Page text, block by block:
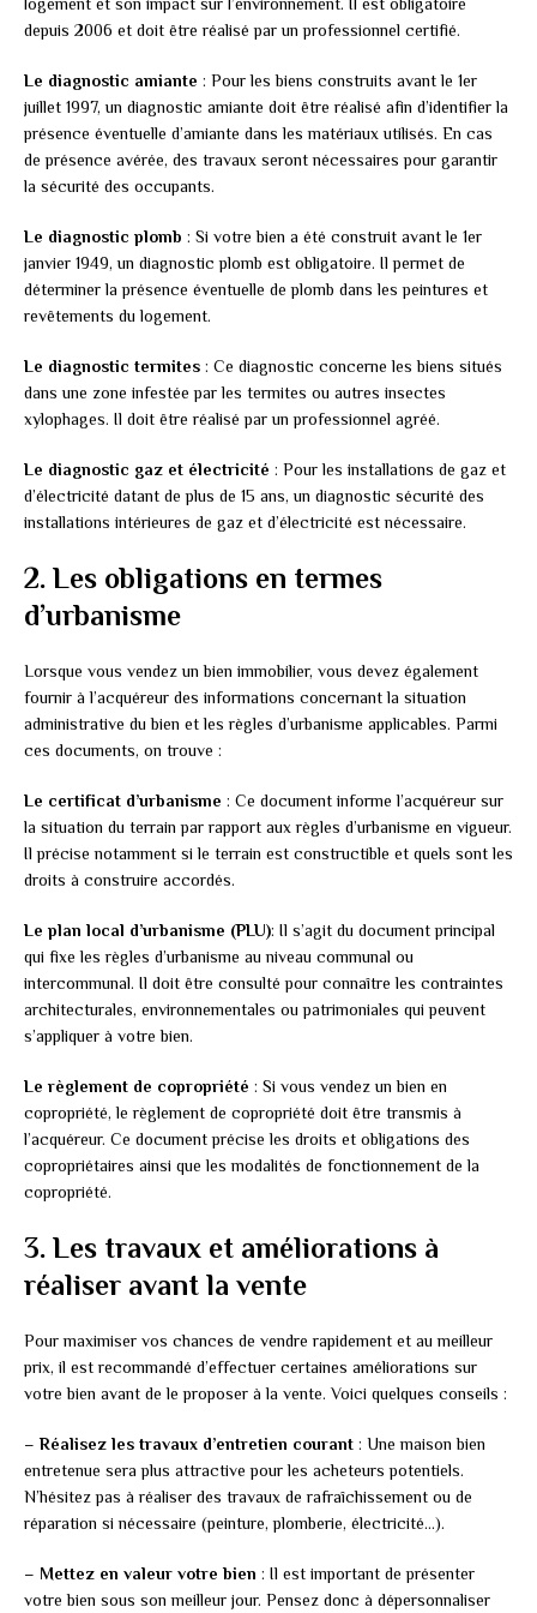
depuis 2006 et doit être réalisé par un professionnel certifié.
Le diagnostic amiante : Pour les biens construits avant le 1er
juillet 1997, un diagnostic amiante doit être réalisé afin d’identifier la
présence éventuelle d’amiante dans les matériaux utilisés. En cas
de présence avérée, des travaux seront nécessaires pour garantir
la sécurité des occupants.
Le diagnostic plomb : Si votre bien a été construit avant le 1er
janvier 1949, un diagnostic plomb est obligatoire. Il permet de
déterminer la présence éventuelle de plomb dans les peintures et
revêtements du logement.
Le diagnostic termites : Ce diagnostic concerne les biens situés
dans une zone infestée par les termites ou autres insectes
xylophages. Il doit être réalisé par un professionnel agréé.
Le diagnostic gaz et électricité : Pour les installations de gaz et
d’électricité datant de plus de 15 ans, un diagnostic sécurité des
installations intérieures de gaz et d’électricité est nécessaire.
2. Les obligations en termes
d’urbanisme
Lorsque vous vendez un bien immobilier, vous devez également
fournir à l’acquéreur des informations concernant la situation
administrative du bien et les règles d’urbanisme applicables. Parmi
ces documents, on trouve :
Le certificat d’urbanisme : Ce document informe l’acquéreur sur
la situation du terrain par rapport aux règles d’urbanisme en vigueur.
Il précise notamment si le terrain est constructible et quels sont les
droits à construire accordés.
Le plan local d’urbanisme (PLU): Il s’agit du document principal
qui fixe les règles d’urbanisme au niveau communal ou
intercommunal. Il doit être consulté pour connaître les contraintes
architecturales, environnementales ou patrimoniales qui peuvent
s’appliquer à votre bien.
Le règlement de copropriété : Si vous vendez un bien en
copropriété, le règlement de copropriété doit être transmis à
l’acquéreur. Ce document précise les droits et obligations des
copropriétaires ainsi que les modalités de fonctionnement de la
copropriété.
3. Les travaux et améliorations à
réaliser avant la vente
Pour maximiser vos chances de vendre rapidement et au meilleur
prix, il est recommandé d’effectuer certaines améliorations sur
votre bien avant de le proposer à la vente. Voici quelques conseils :
–Réalisez les travaux d’entretien courant : Une maison bien
entretenue sera plus attractive pour les acheteurs potentiels.
N’hésitez pas à réaliser des travaux de rafraîchissement ou de
réparation si nécessaire (peinture, plomberie, électricité…).
– Mettez en valeur votre bien : Il est important de présenter
votre bien sous son meilleur jour. Pensez donc à dépersonnaliser